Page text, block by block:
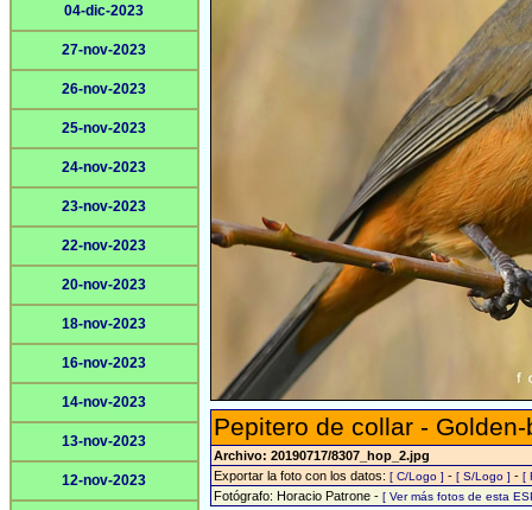
04-dic-2023
27-nov-2023
26-nov-2023
25-nov-2023
24-nov-2023
23-nov-2023
22-nov-2023
20-nov-2023
18-nov-2023
16-nov-2023
14-nov-2023
13-nov-2023
12-nov-2023
Pepitero de collar -
Archivo: 20190717/8307_hop_2.jpg
Exportar la foto con los datos: [ C/Logo ] - [ S/Logo ] - [
Fotógrafo: Horacio Patrone - [ Ver más fotos de esta